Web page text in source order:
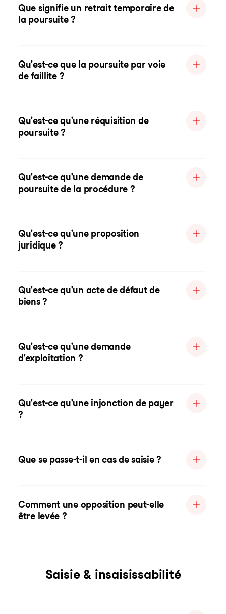
Que signifie un retrait temporaire de
la poursuite ?
Qu'est-ce que la poursuite par voie
de faillite ?
Qu'est-ce qu'une réquisition de
poursuite ?
Qu'est-ce qu'une demande de
poursuite de la procédure ?
Qu'est-ce qu'une proposition
juridique ?
Qu'est-ce qu'un acte de défaut de
biens ?
Qu'est-ce qu'une demande
d'exploitation ?
Qu'est-ce qu'une injonction de payer
?
Que se passe-t-il en cas de saisie ?
Comment une opposition peut-elle
être levée ?
Saisie & insaisissabilité